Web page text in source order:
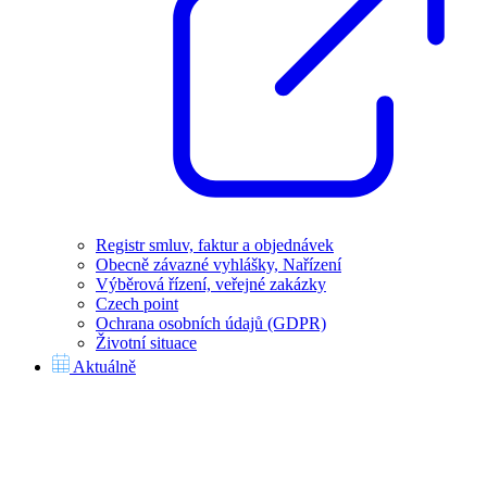
Registr smluv, faktur a objednávek
Obecně závazné vyhlášky, Nařízení
Výběrová řízení, veřejné zakázky
Czech point
Ochrana osobních údajů (GDPR)
Životní situace
Aktuálně